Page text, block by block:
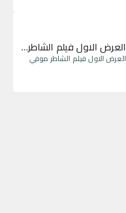
العرض الاول فيلم الشاطر موفي
العرض الاول فيلم الشاطر موفي